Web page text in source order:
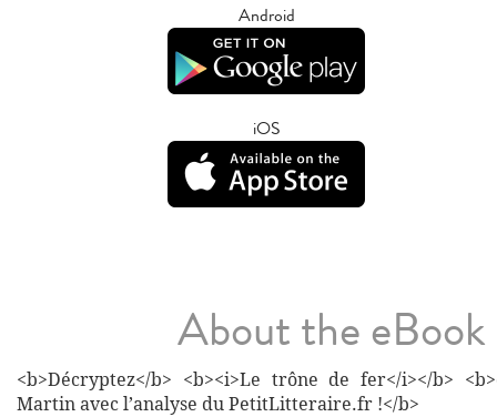
Android
iOS
About the eBook
<b>Décryptez</b> <b><i>Le trône de fer</i></b>
Martin avec l’analyse du PetitLitteraire.fr !</b>